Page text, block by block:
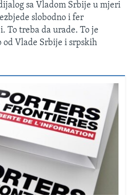
sa Vladom Srbije u mjeri
slobodno i fer
To treba da urade. To je
Vlade Srbije i srpskih